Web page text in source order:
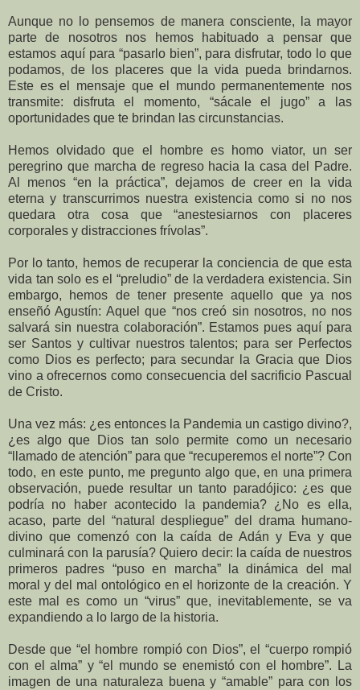
Aunque no lo pensemos de manera consciente, la mayor
parte de nosotros nos hemos habituado a pensar que
estamos aquí para “pasarlo bien”, para disfrutar, todo lo que
podamos, de los placeres que la vida pueda brindarnos.
Este es el mensaje que el mundo permanentemente nos
transmite: disfruta el momento, “sácale el jugo” a las
oportunidades que te brindan las circunstancias.
Hemos olvidado que el hombre es homo viator, un ser
peregrino que marcha de regreso hacia la casa del Padre.
Al menos “en la práctica”, dejamos de creer en la vida
eterna y transcurrimos nuestra existencia como si no nos
quedara otra cosa que “anestesiarnos con placeres
corporales y distracciones frívolas”.
Por lo tanto, hemos de recuperar la conciencia de que esta
vida tan solo es el “preludio” de la verdadera existencia. Sin
embargo, hemos de tener presente aquello que ya nos
enseñó Agustín: Aquel que “nos creó sin nosotros, no nos
salvará sin nuestra colaboración”. Estamos pues aquí para
ser Santos y cultivar nuestros talentos; para ser Perfectos
como Dios es perfecto; para secundar la Gracia que Dios
vino a ofrecernos como consecuencia del sacrificio Pascual
de Cristo.
Una vez más: ¿es entonces la Pandemia un castigo divino?,
¿es algo que Dios tan solo permite como un necesario
“llamado de atención” para que “recuperemos el norte”? Con
todo, en este punto, me pregunto algo que, en una primera
observación, puede resultar un tanto paradójico: ¿es que
podría no haber acontecido la pandemia? ¿No es ella,
acaso, parte del “natural despliegue” del drama humano-
divino que comenzó con la caída de Adán y Eva y que
culminará con la parusía? Quiero decir: la caída de nuestros
primeros padres “puso en marcha” la dinámica del mal
moral y del mal ontológico en el horizonte de la creación. Y
este mal es como un “virus” que, inevitablemente, se va
expandiendo a lo largo de la historia.
Desde que “el hombre rompió con Dios”, el “cuerpo rompió
con el alma” y “el mundo se enemistó con el hombre”. La
imagen de una naturaleza buena y “amable” para con los